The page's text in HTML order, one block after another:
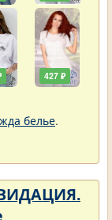
427 ₽
белье.